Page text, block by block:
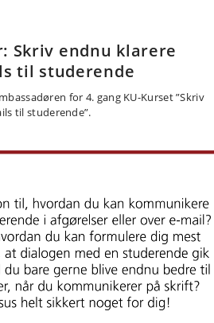
Skriv endnu klarere
til studerende
for 4. gang KU-Kurset ”Skriv
til studerende”.